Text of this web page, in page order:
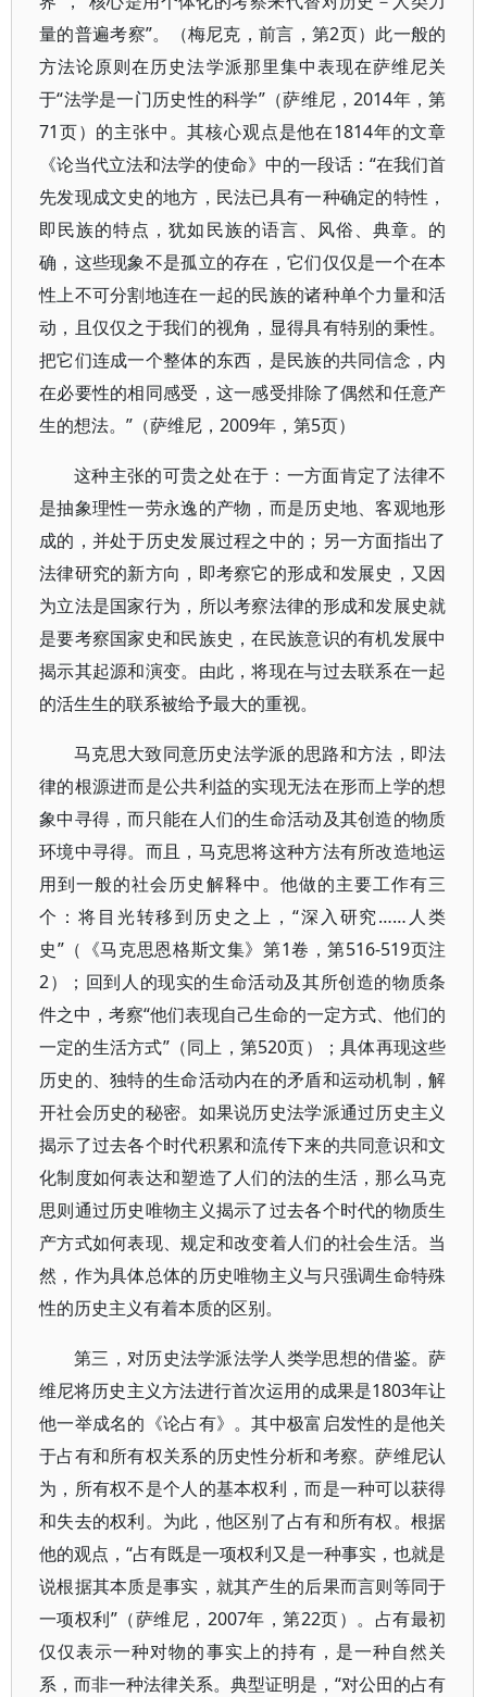
量的普遍考察”。（梅尼克，前言，第2页）此一般的
方法论原则在历史法学派那里集中表现在萨维尼关
于“法学是一门历史性的科学”（萨维尼，2014年，第
71页）的主张中。其核心观点是他在1814年的文章
《论当代立法和法学的使命》中的一段话：“在我们首
先发现成文史的地方，民法已具有一种确定的特性，
即民族的特点，犹如民族的语言、风俗、典章。的
确，这些现象不是孤立的存在，它们仅仅是一个在本
性上不可分割地连在一起的民族的诸种单个力量和活
动，且仅仅之于我们的视角，显得具有特别的秉性。
把它们连成一个整体的东西，是民族的共同信念，内
在必要性的相同感受，这一感受排除了偶然和任意产
生的想法。”（萨维尼，2009年，第5页）
这种主张的可贵之处在于：一方面肯定了法律不
是抽象理性一劳永逸的产物，而是历史地、客观地形
成的，并处于历史发展过程之中的；另一方面指出了
法律研究的新方向，即考察它的形成和发展史，又因
为立法是国家行为，所以考察法律的形成和发展史就
是要考察国家史和民族史，在民族意识的有机发展中
揭示其起源和演变。由此，将现在与过去联系在一起
的活生生的联系被给予最大的重视。
马克思大致同意历史法学派的思路和方法，即法
律的根源进而是公共利益的实现无法在形而上学的想
象中寻得，而只能在人们的生命活动及其创造的物质
环境中寻得。而且，马克思将这种方法有所改造地运
用到一般的社会历史解释中。他做的主要工作有三
个：将目光转移到历史之上，“深入研究……人类
史”（《马克思恩格斯文集》第1卷，第516-519页注
2）；回到人的现实的生命活动及其所创造的物质条
件之中，考察“他们表现自己生命的一定方式、他们的
一定的生活方式”（同上，第520页）；具体再现这些
历史的、独特的生命活动内在的矛盾和运动机制，解
开社会历史的秘密。如果说历史法学派通过历史主义
揭示了过去各个时代积累和流传下来的共同意识和文
化制度如何表达和塑造了人们的法的生活，那么马克
思则通过历史唯物主义揭示了过去各个时代的物质生
产方式如何表现、规定和改变着人们的社会生活。当
然，作为具体总体的历史唯物主义与只强调生命特殊
性的历史主义有着本质的区别。
第三，对历史法学派法学人类学思想的借鉴。萨
维尼将历史主义方法进行首次运用的成果是1803年让
他一举成名的《论占有》。其中极富启发性的是他关
于占有和所有权关系的历史性分析和考察。萨维尼认
为，所有权不是个人的基本权利，而是一种可以获得
和失去的权利。为此，他区别了占有和所有权。根据
他的观点，“占有既是一项权利又是一种事实，也就是
说根据其本质是事实，就其产生的后果而言则等同于
一项权利”（萨维尼，2007年，第22页）。占有最初
仅仅表示一种对物的事实上的持有，是一种自然关
系，而非一种法律关系。典型证明是，“对公田的占有